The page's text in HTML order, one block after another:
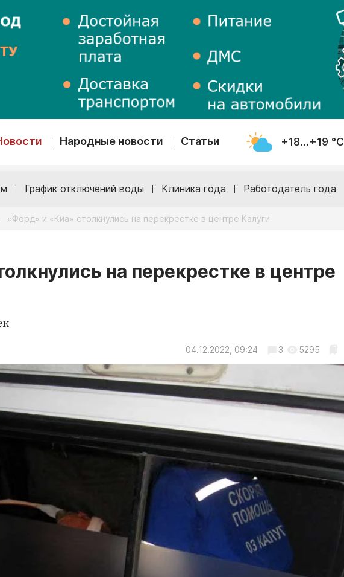
Народные новости Статьи +18...+19 °С
График отключений воды Клиника года Работодатель года
«Форд» и «Киа» столкнулись на перекрестке в центре Калуги
на перекрестке в центре
04.12.2022, 09:24 3 5295